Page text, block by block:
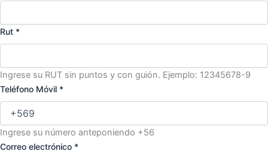
Rut *
Ingrese su RUT sin puntos y con guión. Ejemplo: 12345678-9
Teléfono Móvil *
Ingrese su número anteponiendo +56
Correo electrónico *